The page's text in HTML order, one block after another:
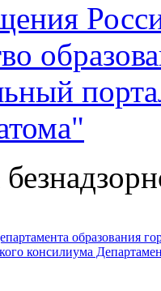
образования
консилиума